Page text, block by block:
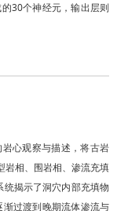
30个神经元，输出层则
心观察与描述，将古岩
岩相、围岩相、渗流充填
揭示了洞穴内部充填物
过渡到晚期流体渗流与